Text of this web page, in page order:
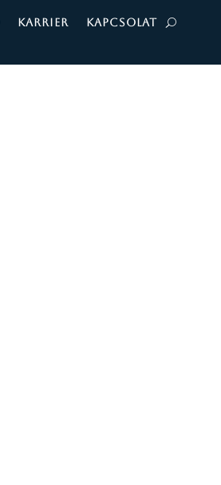
KARRIER KAPCSOLAT